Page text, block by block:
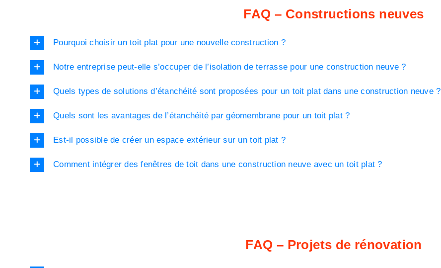
FAQ – Constructions neuves
Pourquoi choisir un toit plat pour une nouvelle construction ?
Notre entreprise peut-elle s’occuper de l’isolation de terrasse pour une construction neuve ?
Quels types de solutions d’étanchéité sont proposées pour un toit plat dans une construction neuve ?
Quels sont les avantages de l’étanchéité par géomembrane pour un toit plat ?
Est-il possible de créer un espace extérieur sur un toit plat ?
Comment intégrer des fenêtres de toit dans une construction neuve avec un toit plat ?
FAQ – Projets de rénovation